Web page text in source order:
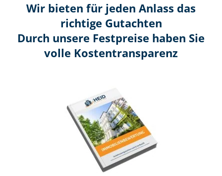
Wir bieten für jeden Anlass das
richtige Gutachten
Durch unsere Festpreise haben Sie
volle Kosten­transparenz